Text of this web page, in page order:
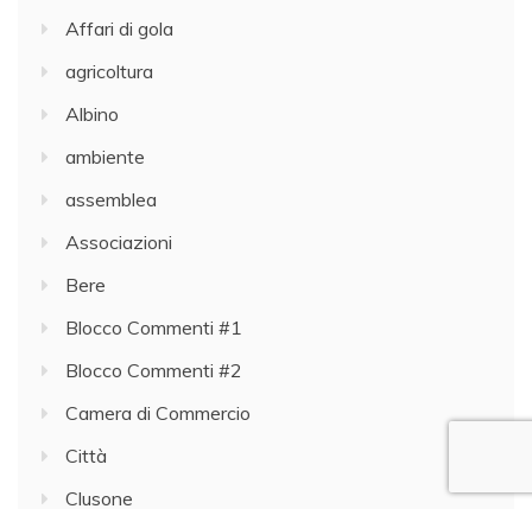
Affari di gola
agricoltura
Albino
ambiente
assemblea
Associazioni
Bere
Blocco Commenti #1
Blocco Commenti #2
Camera di Commercio
Città
Clusone